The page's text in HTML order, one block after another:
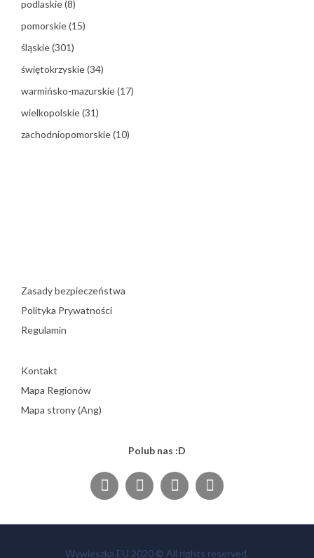
podlaskie(8)
pomorskie(15)
śląskie(301)
świętokrzyskie(34)
warmińsko-mazurskie(17)
wielkopolskie(31)
zachodniopomorskie(10)
Zasady bezpieczeństwa
Polityka Prywatności
Regulamin
Kontakt
Mapa Regionów
Mapa strony (Ang)
Polub nas :D
Wywieszka.EU 2020 © All rights reserved.